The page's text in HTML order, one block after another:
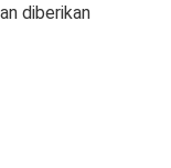
diberikan